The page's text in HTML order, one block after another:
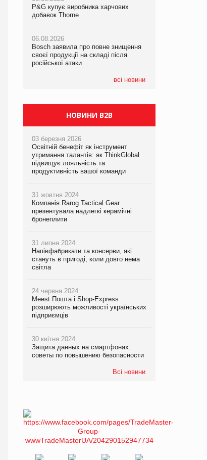
P&G купує виробника харчових
добавок Thorne
06.08.2026
Bosch заявила про повне знищення
своєї продукції на складі після
російської атаки
всі новини
P&G купує виробника харчових
добавок Thorne
06.08.2026
Bosch заявила про повне знищення
своєї продукції на складі після
російської атаки
P&G купує виробника харчових
добавок Thorne
06.08.2026
Bosch заявила про повне знищення
своєї продукції на складі після
російської атаки
НОВИНИ B2B
03 березня 2026
Освітній бенефіт як інструмент
утримання талантів: як ThinkGlobal
підвищує лояльність та
продуктивність вашої команди
31 жовтня 2024
Компанія Rarog Tactical Gear
презентувала надлегкі керамічні
бронеплити
31 липня 2024
Напівфабрикати та консерви, які
стануть в пригоді, коли довго нема
світла
24 червня 2024
Meest Пошта і Shop-Express
розширюють можливості українських
підприємців
30 квітня 2024
Защита данных на смартфонах:
советы по повышению безопасности
Всі новини